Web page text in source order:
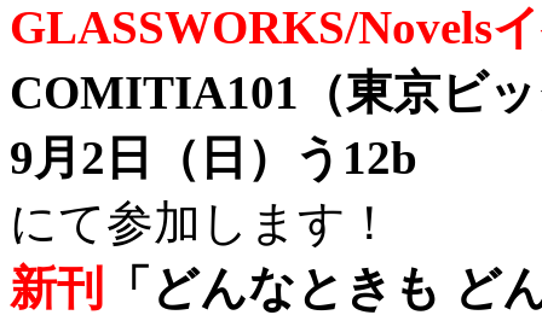
GLASSWORKS/Novels
COMITIA101（東京ビ
9月2日（日）う12b
にて参加します！
新刊
「どんなときも ど